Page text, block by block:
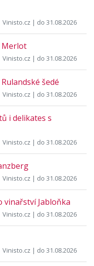
Vinisto.cz | do 31.08.2026
Merlot
Vinisto.cz | do 31.08.2026
šedé
Vinisto.cz | do 31.08.2026
i delikates s
Vinisto.cz | do 31.08.2026
Vinisto.cz | do 31.08.2026
vinařství Jabloňka
Vinisto.cz | do 31.08.2026
Vinisto.cz | do 31.08.2026